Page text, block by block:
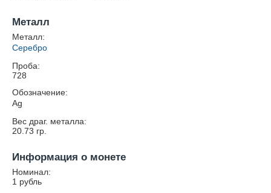
Металл
Металл:
Серебро
Проба:
728
Обозначение:
Ag
Вес драг. металла:
20.73 гр.
Информация о монете
Номинал:
1 рубль